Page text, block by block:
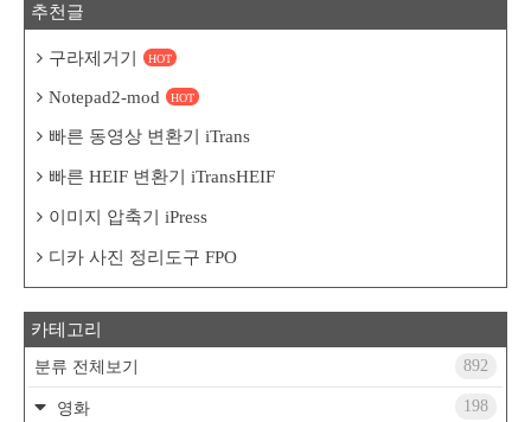
추천글
구라제거기 HOT
Notepad2-mod HOT
빠른 동영상 변환기 iTrans
빠른 HEIF 변환기 iTransHEIF
이미지 압축기 iPress
디카 사진 정리도구 FPO
카테고리
분류 전체보기 892
영화
198